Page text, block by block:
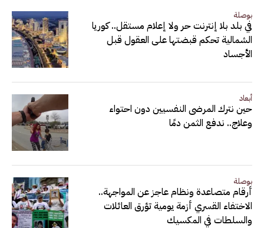
بوصلة
في بلد بلا إنترنت حر ولا إعلام مستقل.. كوريا
الشمالية تحكم قبضتها على العقول قبل
الأجساد
أبعاد
حين نترك المرضى النفسيين دون احتواء
وعلاج.. ندفع الثمن دمًا
بوصلة
أرقام متصاعدة ونظام عاجز عن المواجهة..
الاختفاء القسري أزمة يومية تؤرق العائلات
والسلطات في المكسيك